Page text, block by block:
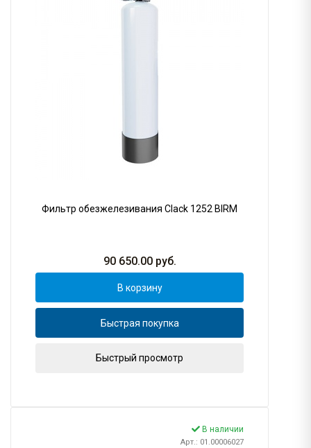
Фильтр обезжелезивания Clack 1252 BIRM
90 650.00руб.
В корзину
Быстрая покупка
Быстрый просмотр
В наличии
Арт.: 01.00006027